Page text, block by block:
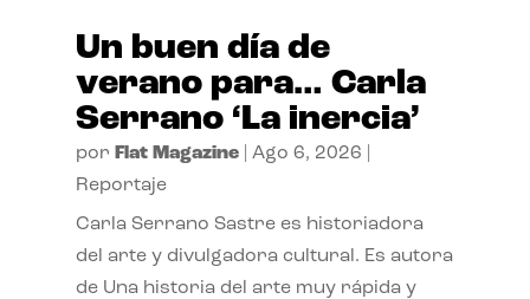
Un buen día de
verano para… Carla
Serrano ‘La inercia’
por Flat Magazine| Ago 6, 2026
Reportaje
Carla Serrano Sastre es historiadora
del arte y divulgadora cultural. Es autora
de Una historia del arte muy rápida y